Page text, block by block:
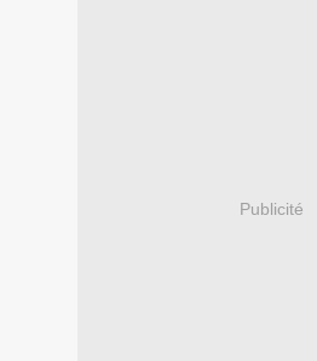
Publicité